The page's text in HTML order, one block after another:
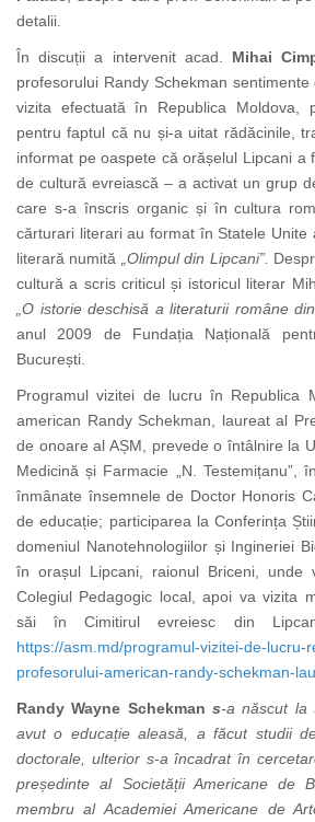
detalii.
În discuții a intervenit acad. Mihai
profesorului Randy Schekman
vizita efectuată în Republica Moldova,
pentru faptul că nu și-a uitat rădăcinile,
informat pe oaspete că orășelul Lipcani a
de cultură evreiască – a activat un grup
care s-a înscris organic și în cultura
cărturari literari au format în Statele Unite
literară numită
„Olimpul din Lipcani”.
cultură a scris criticul și istoricul literar
„O istorie deschisă a literaturii române din
anul 2009 de Fundația Națională
București.
Programul vizitei de lucru în Republica
american Randy Schekman, laureat al
de onoare al AȘM, prevede o întâlnire la
Medicină și Farmacie „N. Testemițanu”,
înmânate însemnele de Doctor Honoris
de educație; participarea la Conferința
domeniul Nanotehnologiilor și Ingineriei
în orașul Lipcani, raionul Briceni,
Colegiul Pedagogic local, apoi va vizita
săi în Cimitirul evreiesc din
https://asm.md/programul-vizitei-de-lucru-
profesorului-american-randy-schekman-
Randy Wayne Schekman s-a născut la
avut o educație aleasă, a făcut studii
doctorale, ulterior s-a încadrat în
președinte al Societății Americane de
membru al Academiei Americane de